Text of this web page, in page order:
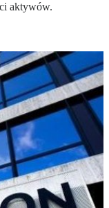
aktywów.